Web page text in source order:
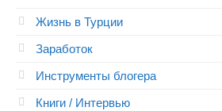
Жизнь в Турции
Заработок
Инструменты блогера
Книги / Интервью